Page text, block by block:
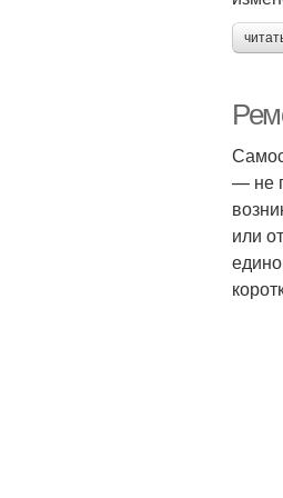
— не
или